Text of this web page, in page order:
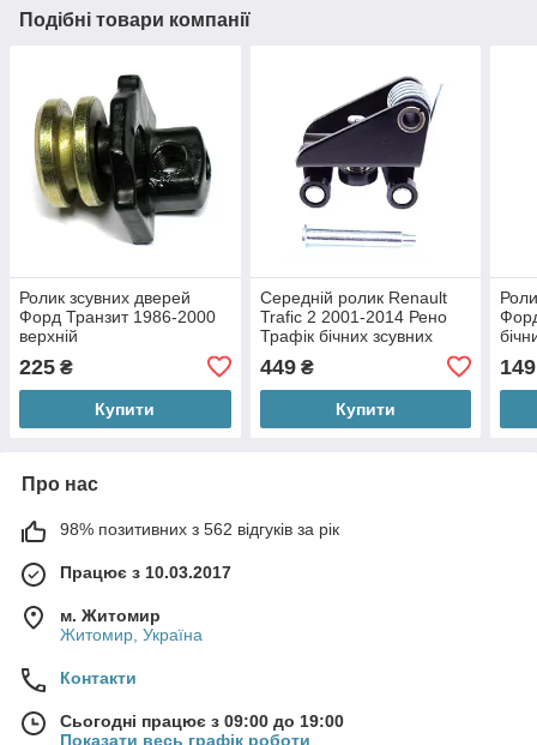
Подібні товари компанії
Ролик зсувних дверей
Форд Транзит 1986-2000
верхній
225 ₴
Купити
Середній ролик Renault
Trafic 2 2001-2014 Рено
Трафік бічних зсувних
водія)
449₴
Купити
149
Про нас
98% позитивних з 562 відгуків за рік
Працює з 10.03.2017
м. Житомир
Житомир, Україна
Контакти
Сьогодні працює з 09:00 до 19:00
Показати весь графік роботи